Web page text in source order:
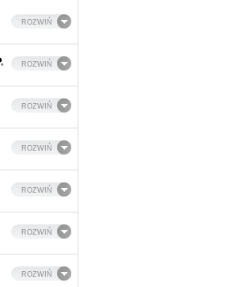
ROZWIŃ
ROZWIŃ
ROZWIŃ
ROZWIŃ
ROZWIŃ
ROZWIŃ
ROZWIŃ